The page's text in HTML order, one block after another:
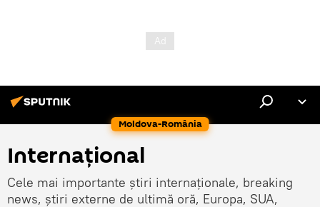
Moldova-România
Internaţional
Cele mai importante știri internaționale, breaking
news, știri externe de ultimă oră, Europa, SUA,